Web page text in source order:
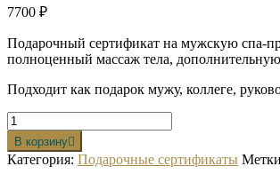
7700 ₽
Подарочный сертификат на мужскую спа-
полноценный массаж тела,
Подходит как подарок мужу, коллеге,
В корзину
Категория: Подарочные сертификаты